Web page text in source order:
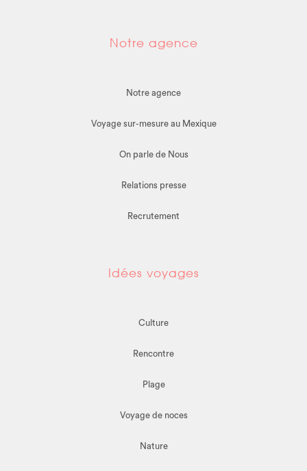
Notre agence
Notre agence
Voyage sur-mesure au Mexique
On parle de Nous
Relations presse
Recrutement
Idées voyages
Culture
Rencontre
Plage
Voyage de noces
Nature